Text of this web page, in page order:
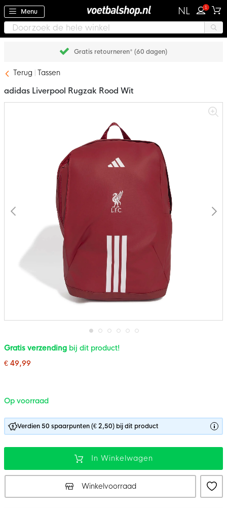
Menu NL 1
Gratis retourneren* (60 dagen)
Terug Tassen
Ga
naar
begin
gallerij
adidas Liverpool Rugzak Rood Wit
Gratis verzending bij dit product!
€ 49,99
Op voorraad
Verdien 50 spaarpunten (€ 2,50) bij dit product
In Winkelwagen
Winkelvoorraad